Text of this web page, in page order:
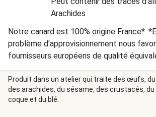
Arachides
Notre canard est 100% origine France*.
problème d'approvisionnement nous
fournisseurs européens de qualité
Produit dans un atelier qui traite des œufs,
des arachides, du sésame, des crustacés,
coque et du blé.